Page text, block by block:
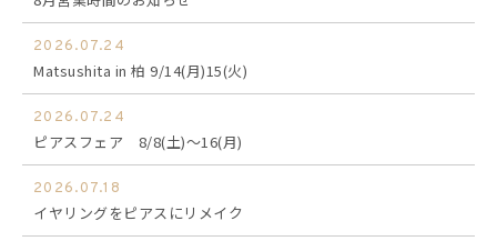
2026.07.24
Matsushita in 柏 9/14(月)15(火)
2026.07.24
ピアスフェア 8/8(土)～16(月)
2026.07.18
イヤリングをピアスにリメイク